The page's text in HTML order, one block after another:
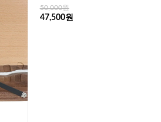
50,000원
47,500원